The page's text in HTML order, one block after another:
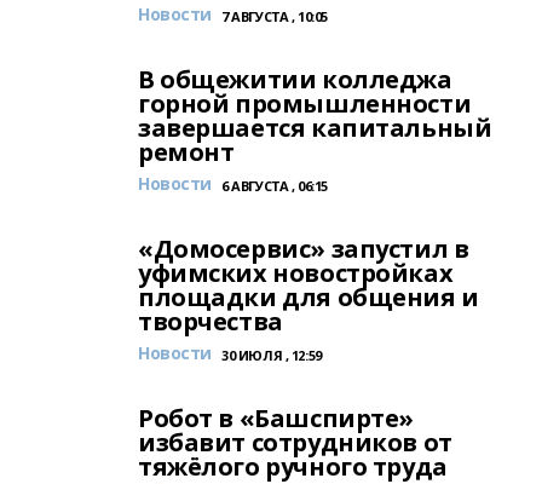
Новости 7 АВГУСТА , 10:05
В общежитии колледжа
горной промышленности
завершается капитальный
ремонт
Новости 6 АВГУСТА , 06:15
«Домосервис» запустил в
уфимских новостройках
площадки для общения и
творчества
Новости 30 ИЮЛЯ , 12:59
Робот в «Башспирте»
избавит сотрудников от
тяжёлого ручного труда